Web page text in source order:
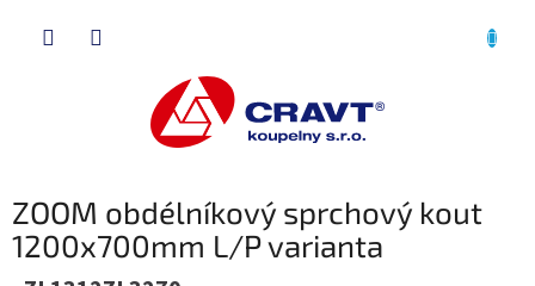
ZOOM obdélníkový sprchový kout
1200x700mm L/P varianta